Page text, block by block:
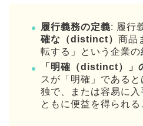
履行義務の定義: 履行
確な（distinct） 商品
転する」という企業の
「明確（distinct）」
スが「明確」である
独で、または容易に
ともに便益を得られる